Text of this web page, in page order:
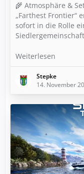
🌾 Atmosphäre &
„Farthest Frontier“
sofort in die Rolle
Weiterlesen
Stepke
14. November